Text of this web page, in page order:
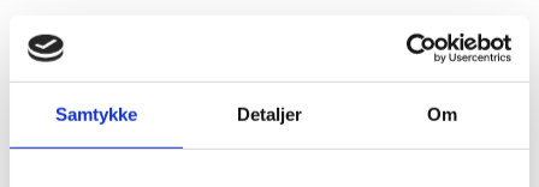
Samtykke Detaljer Om
Da er du klar til å bestille din første bud- eller
transportbestilling. Du kan følge bestillingen,
oversikt over kostnader.